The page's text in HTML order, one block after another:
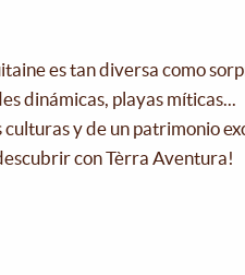
es tan diversa como
dinámicas, playas míticas...
y de un patrimonio
con Tèrra Aventura!